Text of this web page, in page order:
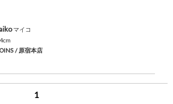
マイコ
/ 原宿本店
1